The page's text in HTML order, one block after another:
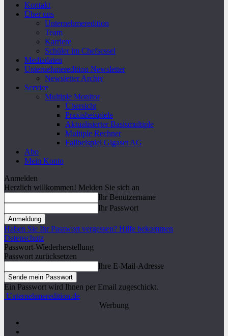
Kontakt
Über uns
Unternehmeredition
Team
Karriere
Schüler im Chefsessel
Mediadaten
Unternehmeredition Newsletter
Newsletter Archiv
Service
Multiple Monitor
Übersicht
Praxisbeispiele
Aktualisierter Basismultiple
Multiple Rechner
Fallbeispiel Gigaset AG
Abo
Mein Konto
Anmelden
Herzlich willkommen! Melden Sie sich an
Ihr Benutzername
Ihr Passwort
Haben Sie Ihr Passwort vergessen? Hilfe bekommen
Datenschutz
Passwort-Wiederherstellung
Passwort zurücksetzen
Ihre E-Mail-Adresse
Ein Passwort wird Ihnen per Email zugeschickt.
Unternehmeredition.de
Werbung